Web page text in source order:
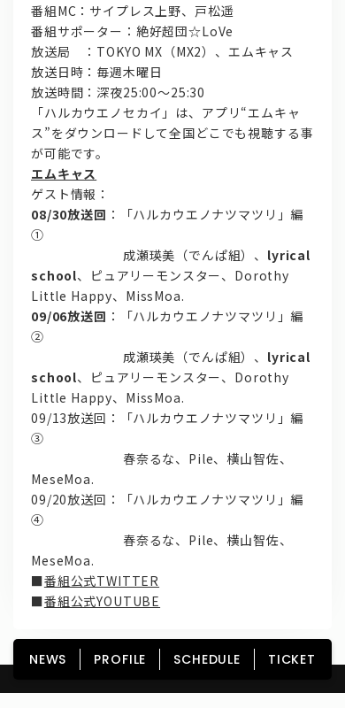
番組MC：サイプレス上野、戸松遥
番組サポーター：絶好超団☆LoVe
放送局 ：TOKYO MX（MX2）、エムキャス
放送日時：毎週木曜日
放送時間：深夜25:00～25:30
「ハルカウエノセカイ」は、アプリ“エムキャ
ス”をダウンロードして全国どこでも視聴する事
が可能です。
エムキャス
ゲスト情報：
08/30放送回 ：「ハルカウエノナツマツリ」編
①
成瀬瑛美（でんぱ組）、 lyrical
school、ピュアリーモンスター、Dorothy
Little Happy、MissMoa.
09/06放送回 ：「ハルカウエノナツマツリ」編
②
成瀬瑛美（でんぱ組）、 lyrical
school、ピュアリーモンスター、Dorothy
Little Happy、MissMoa.
09/13放送回：「ハルカウエノナツマツリ」編
③
春奈るな、Pile、横山智佐、
MeseMoa.
09/20放送回：「ハルカウエノナツマツリ」編
④
春奈るな、Pile、横山智佐、
MeseMoa.
■番組公式TWITTER
■番組公式YOUTUBE
NEWS PROFILE SCHEDULE TICKET